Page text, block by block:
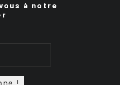
à notre